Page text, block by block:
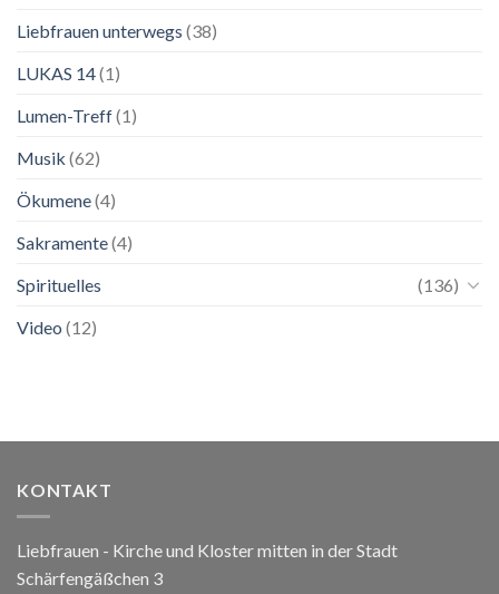
Liebfrauen unterwegs (38)
LUKAS 14(1)
Lumen-Treff(1)
Musik (62)
Ökumene(4)
Sakramente(4)
Spirituelles
(136)
Video (12)
KONTAKT
Liebfrauen - Kirche und Kloster mitten in der Stadt
Schärfengäßchen 3